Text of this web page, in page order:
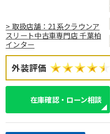
> 取扱店舗：21系クラウンア
スリート中古車専門店 千葉柏
インター
外装評価
在庫確認・ローン相談